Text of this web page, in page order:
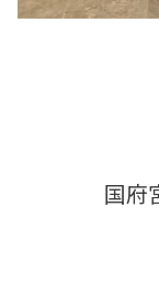
国府